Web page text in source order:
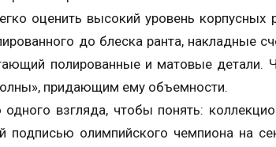
оценить высокий уровень корпусных
до блеска ранта, накладные
полированные и матовые детали.
придающим ему объемности.
одного взгляда, чтобы понять:
подписью олимпийского чемпиона на